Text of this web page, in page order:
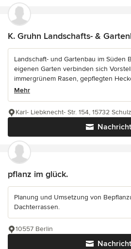
K. Gruhn Landschafts- &
Landschaft- und Gartenbau im Süden
eigenen Garten verbinden sich
immergrünem Rasen, gepflegten
Mehr
Nachricht
Karl- Liebknecht- Str. 154, 15732
pflanz im glück.
Planung und Umsetzung von
Dachterrassen.
Nachricht
10557 Berlin